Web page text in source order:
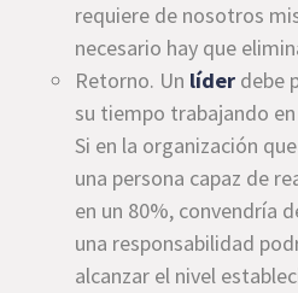
requiere de nosotros
necesario hay que
Retorno. Un líder debe
su tiempo trabajando
Si en la organización
una persona capaz de
en un 80%, convendría
una responsabilidad
alcanzar el nivel